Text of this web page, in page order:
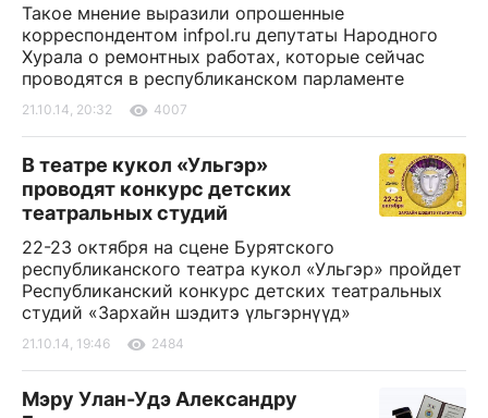
Такое мнение выразили опрошенные
корреспондентом infpol.ru депутаты Народного
Хурала о ремонтных работах, которые сейчас
проводятся в республиканском парламенте
21.10.14, 20:32 4007
В театре кукол «Ульгэр»
проводят конкурс детских
театральных студий
22-23 октября на сцене Бурятского
республиканского театра кукол «Ульгэр» пройдет
Республиканский конкурс детских театральных
студий «Зархайн шэдитэ үльгэрнүүд»
21.10.14, 19:46 2484
Мэру Улан-Удэ Александру